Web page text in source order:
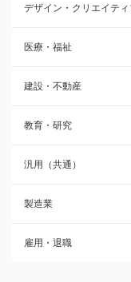
デザイン・クリエイテ
医療・福祉
建設・不動産
教育・研究
汎用（共通）
製造業
雇用・退職